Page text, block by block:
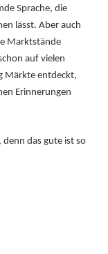
Sprache, die
lässt. Aber auch
Marktstände
auf vielen
Märkte entdeckt,
Erinnerungen
das gute ist so